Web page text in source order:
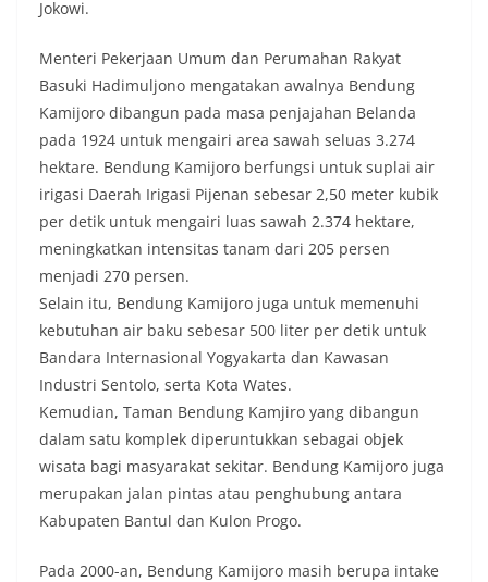
Jokowi.
Menteri Pekerjaan Umum dan Perumahan Rakyat
Basuki Hadimuljono mengatakan awalnya Bendung
Kamijoro dibangun pada masa penjajahan Belanda
pada 1924 untuk mengairi area sawah seluas 3.274
hektare. Bendung Kamijoro berfungsi untuk suplai air
irigasi Daerah Irigasi Pijenan sebesar 2,50 meter kubik
per detik untuk mengairi luas sawah 2.374 hektare,
meningkatkan intensitas tanam dari 205 persen
menjadi 270 persen.
Selain itu, Bendung Kamijoro juga untuk memenuhi
kebutuhan air baku sebesar 500 liter per detik untuk
Bandara Internasional Yogyakarta dan Kawasan
Industri Sentolo, serta Kota Wates.
Kemudian, Taman Bendung Kamjiro yang dibangun
dalam satu komplek diperuntukkan sebagai objek
wisata bagi masyarakat sekitar. Bendung Kamijoro juga
merupakan jalan pintas atau penghubung antara
Kabupaten Bantul dan Kulon Progo.
Pada 2000-an, Bendung Kamijoro masih berupa intake